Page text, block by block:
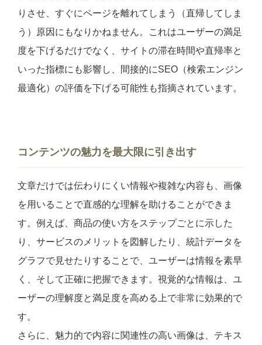
りさせ、すぐにページを離れてしまう（直帰してしま
う）原因にもなりかねません。これはユーザーの満足
度を下げるだけでなく、サイトの滞在時間や直帰率と
いった指標にも影響し、間接的にSEO（検索エンジン
最適化）の評価を下げる可能性も指摘されています。
コンテンツの魅力を最大限に引き出す
文章だけでは伝わりにくい情報や複雑な内容も、画像
を用いることで直感的な理解を助けることができま
す。例えば、商品の使い方をステップごとに示した
り、サービスのメリットを図解したり、統計データを
グラフで見せたりすることで、ユーザーは情報を素早
く、そして正確に把握できます。視覚的な情報は、ユ
ーザーの理解度と満足度を高める上で非常に効果的で
す。
さらに、魅力的で内容に関連性の高い画像は、テキス